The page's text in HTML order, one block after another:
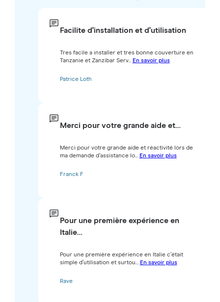
Facilite d'installation et d'utilisation
Tres facile a installer et tres bonne couverture en
Tanzanie et Zanzibar Serv... En savoir plus
Patrice Loth
Merci pour votre grande aide et…
Merci pour votre grande aide et réactivité lors de
ma demande d’assistance lo... En savoir plus
Franck F
Pour une première expérience en
Italie…
Pour une première expérience en Italie c’était
simple d’utilisation et surtou... En savoir plus
Rave